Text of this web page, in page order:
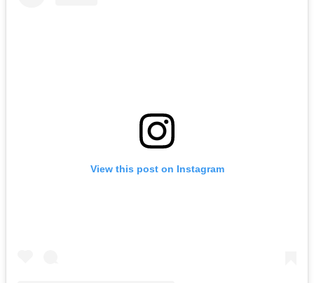
View this post on Instagram